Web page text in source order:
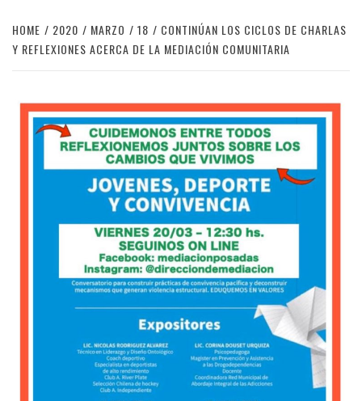
HOME 2020 MARZO 18
CONTINÚAN LOS CICLOS DE CHARLAS
Y REFLEXIONES ACERCA DE LA MEDIACIÓN COMUNITARIA